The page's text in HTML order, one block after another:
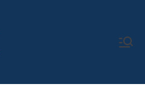
Baja
Pusat Bengkel Las Profesional di Indonesia